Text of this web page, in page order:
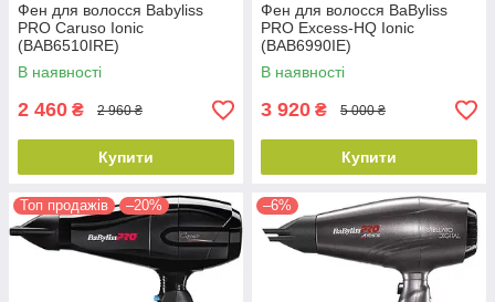
Фен для волосся Babyliss
PRO Caruso Ionic
(BAB6510IRE)
В наявності
2 460 ₴ 2 960 ₴
Купити
Фен для волосся BaByliss
PRO Excess-HQ Ionic
(BAB6990IE)
В наявності
3 920 ₴ 5 000 ₴
Купити
Топ продажів –20% –6%